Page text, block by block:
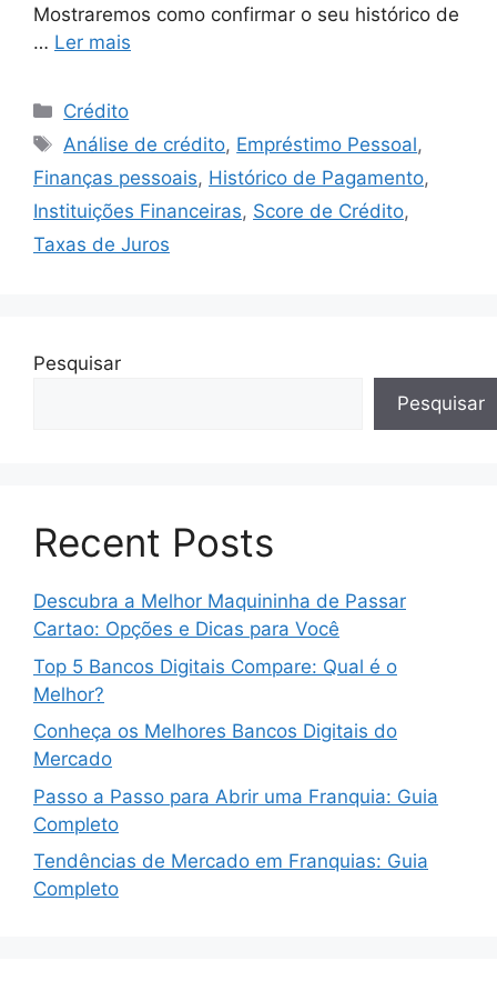
Mostraremos como confirmar o seu histórico de
… Ler mais
Categorias
Crédito
Tags
Análise de crédito, Empréstimo Pessoal,
Finanças pessoais, Histórico de Pagamento,
Instituições Financeiras, Score de Crédito,
Taxas de Juros
Pesquisar
Pesquisar
Recent Posts
Descubra a Melhor Maquininha de Passar
Cartao: Opções e Dicas para Você
Top 5 Bancos Digitais Compare: Qual é o
Melhor?
Conheça os Melhores Bancos Digitais do
Mercado
Passo a Passo para Abrir uma Franquia: Guia
Completo
Tendências de Mercado em Franquias: Guia
Completo